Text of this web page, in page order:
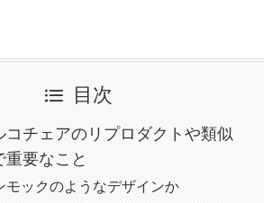
目次
コチェアのリプロダクトや類似
重要なこと
モックのようなデザインか